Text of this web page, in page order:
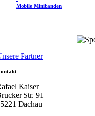
Mobile Minibanden
Partner
Kaiser
Str. 91
Dachau